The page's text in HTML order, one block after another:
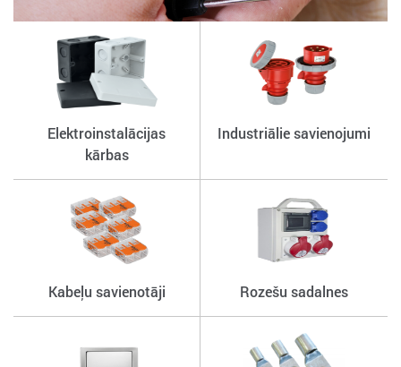
Elektroinstalācijas
kārbas
Industriālie savienojumi
Kabeļu savienotāji Rozešu sadalnes